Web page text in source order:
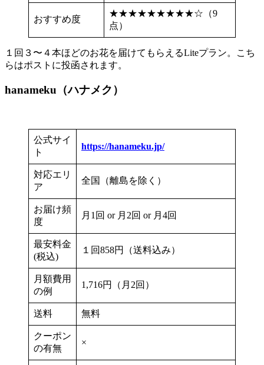
おすすめ度
★★★★★★★★★☆（9
点）
１回３〜４本ほどのお花を届けてもらえるLiteプラン。こち
らはポストに投函されます。
hanameku（ハナメク）
公式サイ
ト
https://hanameku.jp/
対応エリ
ア
全国（離島を除く）
お届け頻
度
月1回 or 月2回 or 月4回
最安料金
(税込)
１回858円（送料込み）
月額費用
の例
1,716円（月2回）
送料 無料
クーポン
の有無
×